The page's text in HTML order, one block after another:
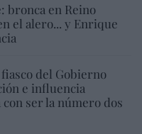
bronca en Reino
el alero... y Enrique
del Gobierno
e influencia
ser la número dos